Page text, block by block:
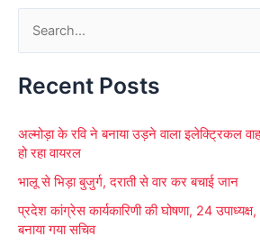
a
c
o
Recent Posts
अल्मोड़ा के रवि ने बनाया उड़ने वाला इलेक्ट्रिकल
हो रहा वायरल
भालू से भिड़ा बुजुर्ग, दराती से वार कर बचाई जान
प्रदेश कांग्रेस कार्यकारिणी की घोषणा, 24
बनाया गया सचिव